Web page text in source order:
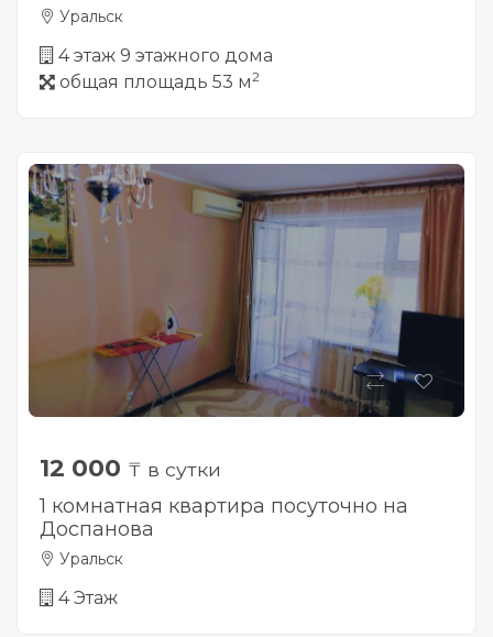
Уральск
4 этаж 9 этажного дома
общая площадь 53 м2
12 000 ₸ в сутки
1 комнатная квартира посуточно на
Доспанова
Уральск
4 Этаж